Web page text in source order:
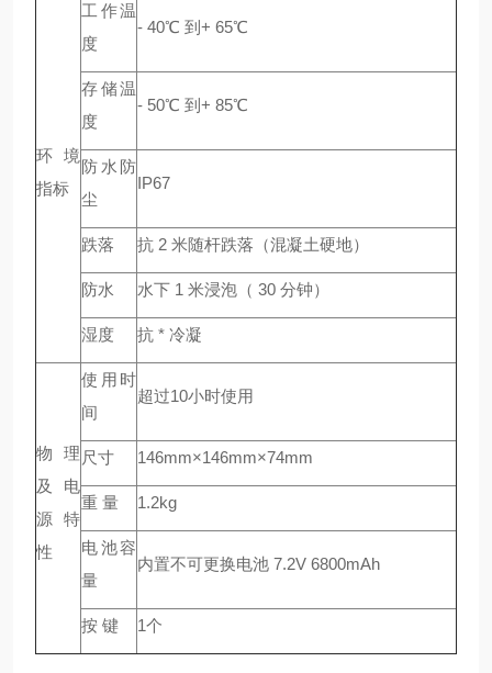
环境
指标
工作温
度
- 40℃ 到+ 65℃
存储温
度
- 50℃ 到+ 85℃
防水防
尘
IP67
跌落 抗 2 米随杆跌落（混凝土硬地）
防水 水下 1 米浸泡（ 30 分钟）
湿度 抗 * 冷凝
物理
及电
源特
性
使用时
间
超过10小时使用
尺寸 146mm×146mm×74mm
重 量 1.2kg
电池容
量
内置不可更换电池 7.2V 6800mAh
按 键 1个